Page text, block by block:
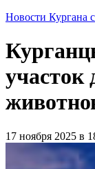
Новости Кургана
участок
17 ноября 2025 в